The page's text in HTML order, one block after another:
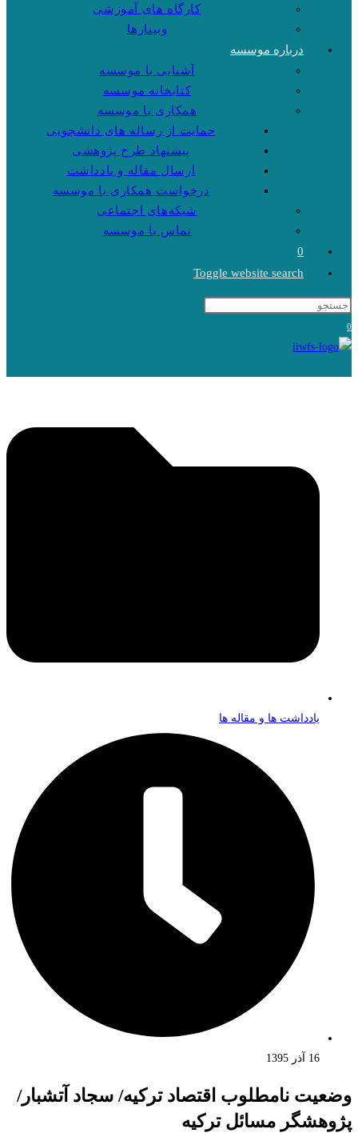
کارگاه های آموزشی
وبینارها
درباره موسسه
آشنایی با موسسه
کتابخانه موسسه
همکاری با موسسه
حمایت از رساله های دانشجویی
پیشنهاد طرح پژوهشی
ارسال مقاله و یادداشت
درخواست همکاری با موسسه
شبکه‌های اجتماعی
تماس با موسسه
0
Toggle website search
0
یادداشت ها و مقاله ها
16 آذر 1395
وضعیت نامطلوب اقتصاد ترکیه/ سجاد آتشبار/
پژوهشگر مسائل ترکیه